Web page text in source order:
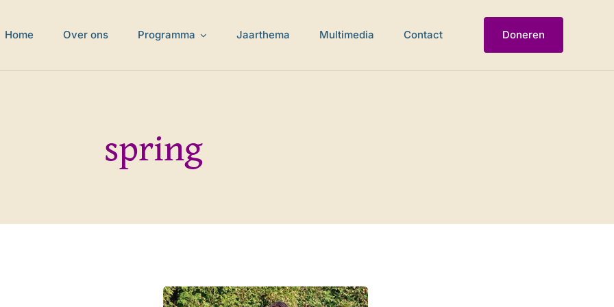
Home Over ons Programma Jaarthema Multimedia Contact Doneren
spring